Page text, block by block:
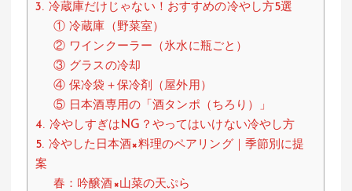
3. 冷蔵庫だけじゃない！おすすめの冷やし方5選
① 冷蔵庫（野菜室）
② ワインクーラー（氷水に瓶ごと）
③ グラスの冷却
④ 保冷袋＋保冷剤（屋外用）
⑤ 日本酒専用の「酒タンポ（ちろり）」
4. 冷やしすぎはNG？やってはいけない冷やし方
5. 冷やした日本酒×料理のペアリング｜季節別に提
案
春：吟醸酒×山菜の天ぷら